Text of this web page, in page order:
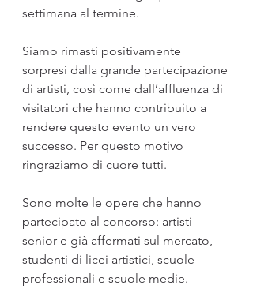
settimana al termine.
Siamo rimasti positivamente
sorpresi dalla grande partecipazione
di artisti, così come dall’affluenza di
visitatori che hanno contribuito a
rendere questo evento un vero
successo. Per questo motivo
ringraziamo di cuore tutti.
Sono molte le opere che hanno
partecipato al concorso: artisti
senior e già affermati sul mercato,
studenti di licei artistici, scuole
professionali e scuole medie.